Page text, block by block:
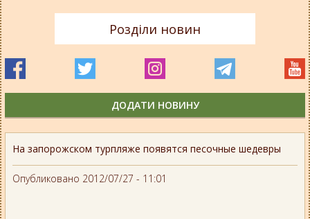
На запорожском турпляже появятся песочные шедевры
Опубликовано 2012/07/27 - 11:01
Розділи новин
ДОДАТИ НОВИНУ